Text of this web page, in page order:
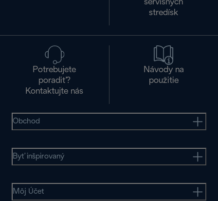
servisných
stredísk
Potrebujete
poradiť?
Kontaktujte nás
Návody na
použitie
Obchod
Byť inšpirovaný
Môj Účet